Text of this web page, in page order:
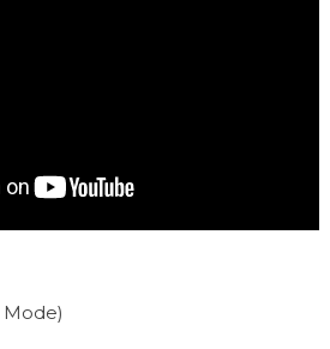
Mode)